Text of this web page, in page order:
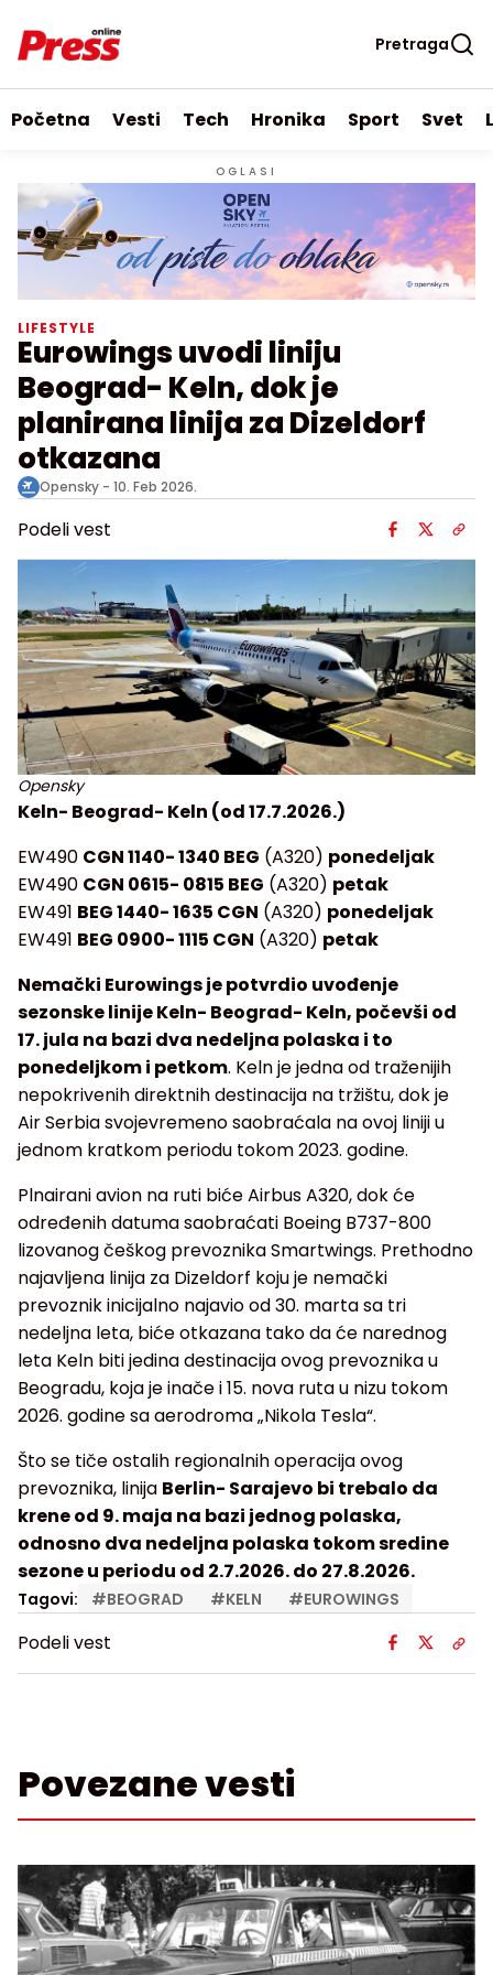
Pretraga
Početna Vesti Tech Hronika Sport Svet
OGLASI
LIFESTYLE
Eurowings uvodi liniju
Beograd- Keln, dok je
planirana linija za Dizeldorf
otkazana
Opensky - 10. Feb 2026.
Podeli vest
Opensky
Keln- Beograd- Keln (od 17.7.2026.)
EW490 CGN 1140- 1340 BEG (A320) ponedeljak
EW490 CGN 0615- 0815 BEG (A320) petak
EW491 BEG 1440- 1635 CGN (A320) ponedeljak
EW491 BEG 0900- 1115 CGN (A320) petak
Nemački Eurowings je potvrdio uvođenje
sezonske linije Keln- Beograd- Keln, počevši od
17. jula na bazi dva nedeljna polaska i to
ponedeljkom i petkom. Keln je jedna od traženijih
nepokrivenih direktnih destinacija na tržištu, dok je
Air Serbia svojevremeno saobraćala na ovoj liniji u
jednom kratkom periodu tokom 2023. godine.
Plnairani avion na ruti biće Airbus A320, dok će
određenih datuma saobraćati Boeing B737-800
lizovanog češkog prevoznika Smartwings. Prethodno
najavljena linija za Dizeldorf koju je nemački
prevoznik inicijalno najavio od 30. marta sa tri
nedeljna leta, biće otkazana tako da će narednog
leta Keln biti jedina destinacija ovog prevoznika u
Beogradu, koja je inače i 15. nova ruta u nizu tokom
2026. godine sa aerodroma „Nikola Tesla“.
Što se tiče ostalih regionalnih operacija ovog
prevoznika, linija Berlin- Sarajevo bi trebalo da
krene od 9. maja na bazi jednog polaska,
odnosno dva nedeljna polaska tokom sredine
sezone u periodu od 2.7.2026. do 27.8.2026.
Tagovi: #BEOGRAD #KELN #EUROWINGS
Podeli vest
Povezane vesti